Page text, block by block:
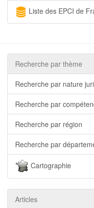
Liste des EPCI de
Recherche par thème
Recherche par nature
Recherche par
Recherche par région
Recherche par
Cartographie
Articles